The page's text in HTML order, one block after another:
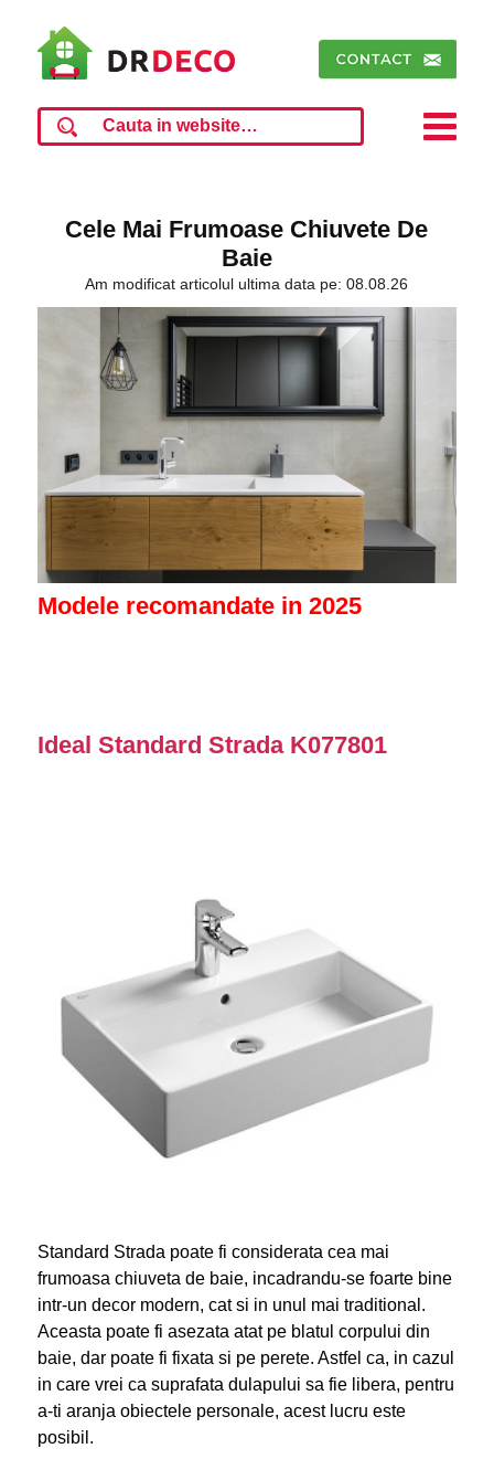
Cele Mai Frumoase Chiuvete De
Baie
Am modificat articolul ultima data pe: 08.08.26
Modele recomandate in 2025
Ideal Standard Strada K077801
Standard Strada poate fi considerata cea mai
frumoasa chiuveta de baie, incadrandu-se foarte bine
intr-un decor modern, cat si in unul mai traditional.
Aceasta poate fi asezata atat pe blatul corpului din
baie, dar poate fi fixata si pe perete. Astfel ca, in cazul
in care vrei ca suprafata dulapului sa fie libera, pentru
a-ti aranja obiectele personale, acest lucru este
posibil.